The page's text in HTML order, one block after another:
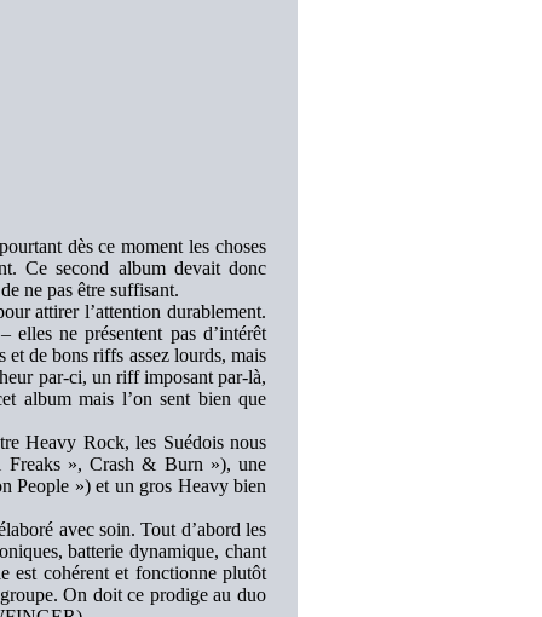
dès ce moment les choses
Ce second album devait donc
ne pas être suffisant.
attirer l’attention durablement.
ne présentent pas d’intérêt
et de bons riffs assez lourds, mais
par-ci, un riff imposant par-là,
album mais l’on sent bien que
Heavy Rock, les Suédois nous
Freaks », Crash & Burn »), une
People ») et un gros Heavy bien
avec soin. Tout d’abord les
batterie dynamique, chant
est cohérent et fonctionne plutôt
On doit ce prodige au duo